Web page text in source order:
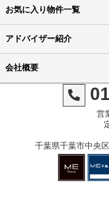
お気に入り物件一覧
アドバイザー紹介
会社概要
営
千葉県千葉市中央